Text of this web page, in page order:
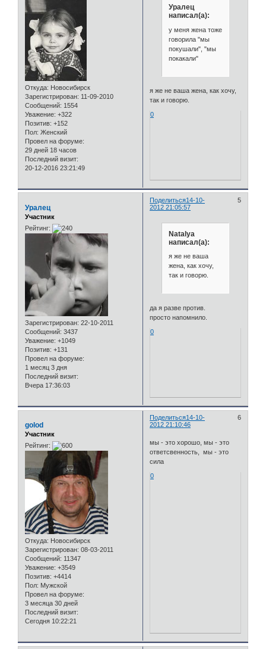
Откуда: Новосибирск
Зарегистрирован: 11-09-2010
Сообщений: 1554
Уважение: +322
Позитив: +152
Пол: Женский
Провел на форуме:
29 дней 18 часов
Последний визит:
20-12-2016 23:21:49
Уралец
написал(а):
у меня жена тоже
говорила "мы
покушали", "мы
покакали"
я же не ваша жена, как хочу,
так и говорю.
0
Поделиться 5
14-10-
2012 21:05:57
Уралец
Участник
Рейтинг:
Зарегистрирован: 22-10-2011
Сообщений: 3437
Уважение: +1049
Позитив: +131
Провел на форуме:
1 месяц 3 дня
Последний визит:
Вчера 17:36:03
Natalya
написал(а):
я же не ваша
жена, как хочу,
так и говорю.
да я разве против.
просто напомнило.
0
Поделиться 6
14-10-
2012 21:10:46
golod
Участник
Рейтинг:
Откуда: Новосибирск
Зарегистрирован: 08-03-2011
Сообщений: 11347
Уважение: +3549
Позитив: +4414
Пол: Мужской
Провел на форуме:
3 месяца 30 дней
Последний визит:
Сегодня 10:22:21
мы - это хорошо, мы - это
ответсвенность, мы - это
сила
0